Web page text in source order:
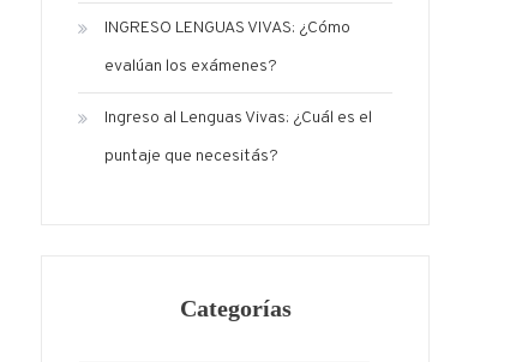
INGRESO LENGUAS VIVAS: ¿Cómo
evalúan los exámenes?
Ingreso al Lenguas Vivas: ¿Cuál es el
puntaje que necesitás?
Categorías